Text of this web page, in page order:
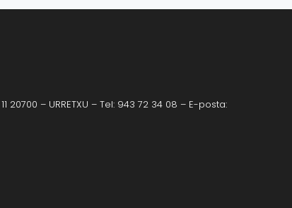
– URRETXU – Tel: 943 72 34 08 – E-posta: